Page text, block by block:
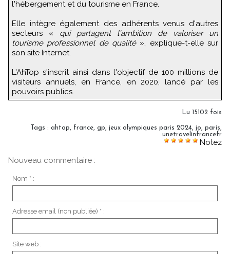
l'hébergement et du tourisme en France.
Elle intègre également des adhérents venus d'autres
secteurs « qui partagent l'ambition de valoriser un
tourisme professionnel de qualité», explique-t-elle sur
son site Internet.
L'AhTop s'inscrit ainsi dans l'objectif de 100 millions de
visiteurs annuels, en France, en 2020, lancé par les
pouvoirs publics.
Lu 15102 fois
Tags : ahtop, france, gp, jeux olympiques paris 2024, jo, paris,
unetravelinfrancefr
Notez
Nouveau commentaire :
Nom * :
Adresse email (non publiée) * :
Site web :